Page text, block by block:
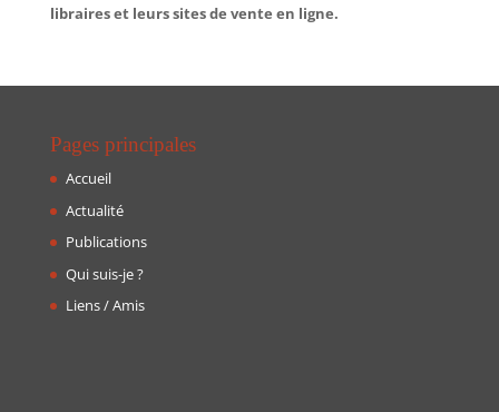
libraires et leurs sites de vente en ligne.
Pages principales
Accueil
Actualité
Publications
Qui suis-je ?
Liens / Amis